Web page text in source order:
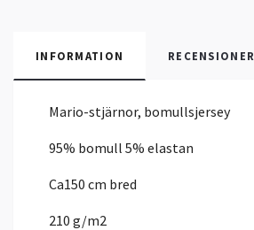
INFORMATION RECENSIONER
Mario-stjärnor, bomullsjersey
95% bomull 5% elastan
Ca150 cm bred
210 g/m2